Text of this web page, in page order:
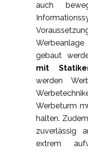
auch
gebaut
mit
werden
Werbeturm
halten.
zuverlässig
extrem